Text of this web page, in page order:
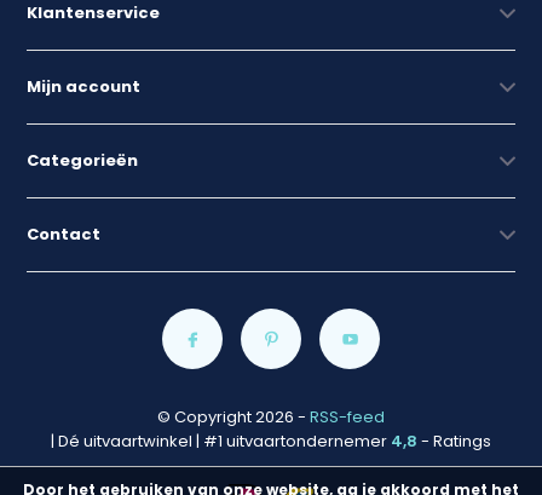
Klantenservice
Mijn account
Categorieën
Contact
© Copyright 2026 - RSS-feed
| Dé uitvaartwinkel | #1 uitvaartondernemer 4,8 - Ratings
Door het gebruiken van onze website, ga je akkoord met het